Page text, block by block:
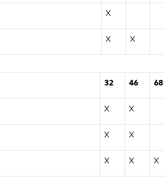
X
X X
32 46 68
X X
X X
X X X